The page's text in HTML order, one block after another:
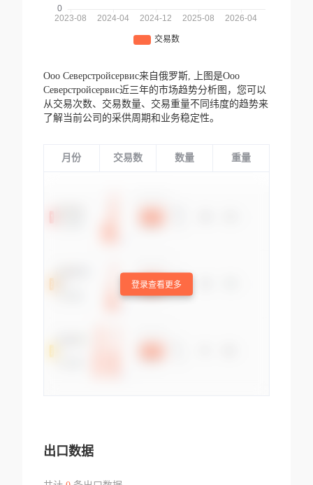
Ооо Северстройсервис来自俄罗斯,
上图是Ооо
Северстройсервис近三年的市场趋势分析图，您可以
从交易次数、交易数量、交易重量不同纬度的趋势来
了解当前公司的采供周期和业务稳定性。
月份 交易数 数量 重量
登录查看更多
出口数据